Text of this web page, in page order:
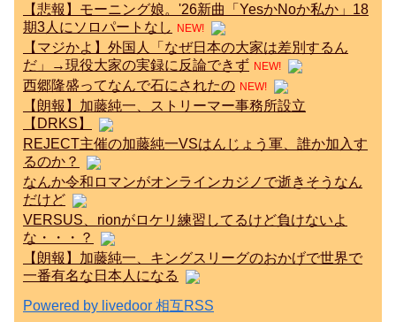
【悲報】モーニング娘。'26新曲「YesかNoか私か」18
期3人にソロパートなし NEW!
【マジかよ】外国人「なぜ日本の大家は差別するん
だ」→現役大家の実録に反論できず NEW!
西郷隆盛ってなんで石にされたの NEW!
【朗報】加藤純一、ストリーマー事務所設立
【DRKS】
REJECT主催の加藤純一VSはんじょう軍、誰か加入す
るのか？
なんか令和ロマンがオンラインカジノで逝きそうなん
だけど
VERSUS、rionがロケリ練習してるけど負けないよ
な・・・？
【朗報】加藤純一、キングスリーグのおかげで世界で
一番有名な日本人になる
Powered by livedoor 相互RSS